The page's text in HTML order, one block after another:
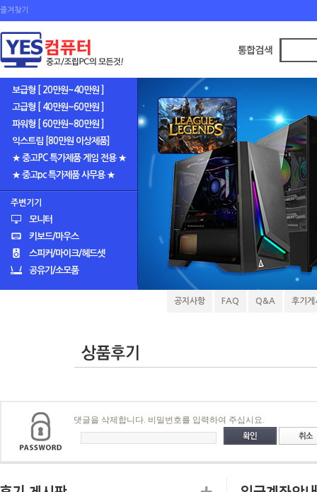
즐겨찾기
보급형 [ 20만원~40만원 ]
고급형 [ 40만원~60만원 ]
파워형 [ 60만원~80만원 ]
익스트림 [80만원 이상제품]
★ 중고PC 특가제품 게임 전용 ★
★ 중고pc 특가제품 사무용 ★
주변기기
모니터
키보드/마우스
스피커/마이크/헤드셋
공유기/소모품
공지사항 FAQ Q&A 후기게
댓글을 삭제합니다. 비밀번호를 입력하여 주십시요.